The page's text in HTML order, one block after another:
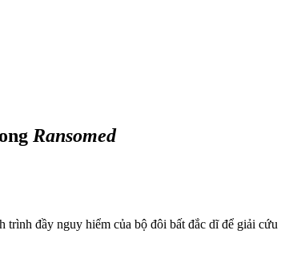
Ransomed
trình đầy nguy hiểm của bộ đôi bất đắc dĩ để giải cứu